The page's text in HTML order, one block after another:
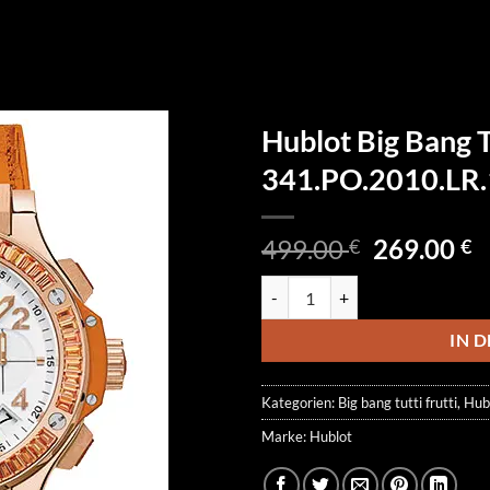
Hublot Big Bang
499.00€
499.00 €
269.00€
IN
Kategorien: Big bang tutti frutti,
Marke: Hublot